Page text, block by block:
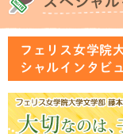
フェリス女学院
シャルインタビ